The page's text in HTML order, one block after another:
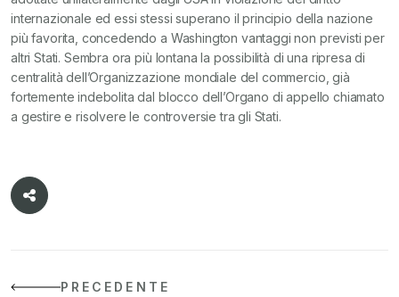
internazionale ed essi stessi superano il principio della nazione
più favorita, concedendo a Washington vantaggi non previsti per
altri Stati. Sembra ora più lontana la possibilità di una ripresa di
centralità dell’Organizzazione mondiale del commercio, già
fortemente indebolita dal blocco dell’Organo di appello chiamato
a gestire e risolvere le controversie tra gli Stati.
PRECEDENTE